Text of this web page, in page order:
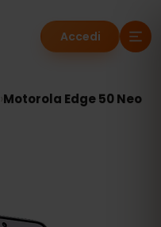
Accedi
Motorola Edge 50 Neo